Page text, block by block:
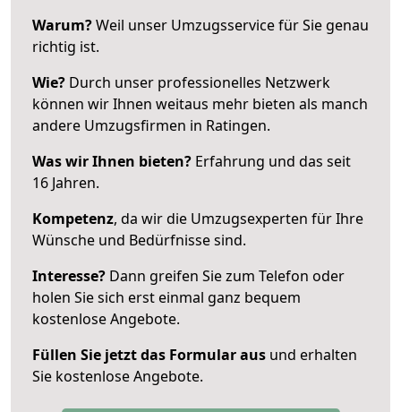
Warum?Weil unser Umzugsservice für Sie genau
richtig ist.
Wie? Durch unser professionelles Netzwerk
können wir Ihnen weitaus mehr bieten als manch
andere Umzugsfirmen in Ratingen.
Was wir Ihnen bieten? Erfahrung und das seit
16 Jahren.
Kompetenz, da wir die Umzugsexperten für Ihre
Wünsche und Bedürfnisse sind.
Interesse? Dann greifen Sie zum Telefon oder
holen Sie sich erst einmal ganz bequem
kostenlose Angebote.
Füllen Sie jetzt das Formular aus und erhalten
Sie kostenlose Angebote.